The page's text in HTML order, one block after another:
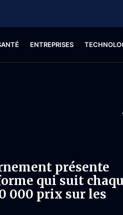
ENTREPRISES
présente
qui suit
000 prix sur les